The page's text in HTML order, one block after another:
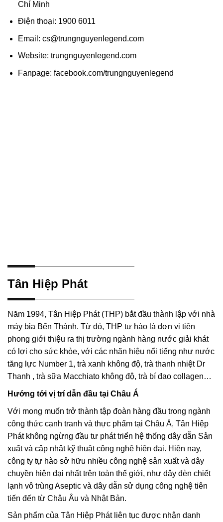
Chí Minh
Điện thoại: 1900 6011
Email: cs@trungnguyenlegend.com
Website: trungnguyenlegend.com
Fanpage: facebook.com/trungnguyenlegend
Tân Hiệp Phát
Năm 1994, Tân Hiệp Phát (THP) bắt đầu thành lập với nhà
máy bia Bến Thành. Từ đó, THP tự hào là đơn vị tiên
phong giới thiệu ra thị trường ngành hàng nước giải khát
có lợi cho sức khỏe, với các nhãn hiệu nổi tiếng như nước
tăng lực Number 1, trà xanh không độ, trà thanh nhiệt Dr
Thanh , trà sữa Macchiato không độ, trà bí đao collagen…
Hướng tới vị trí dẫn đầu tại Châu Á
Với mong muốn trở thành tập đoàn hàng đầu trong ngành
công thức cạnh tranh và thực phẩm tại Châu Á, Tân Hiệp
Phát không ngừng đầu tư phát triển hệ thống dây dẫn Sản
xuất và cập nhật kỹ thuật công nghệ hiện đại. Hiện nay,
công ty tự hào sở hữu nhiều công nghệ sản xuất và dây
chuyền hiện đại nhất trên toàn thế giới, như dây đèn chiết
lạnh vô trùng Aseptic và dây dẫn sử dụng công nghệ tiên
tiến đến từ Châu Âu và Nhật Bản.
Sản phẩm của Tân Hiệp Phát liên tục được nhận danh